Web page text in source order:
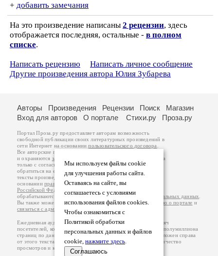
+ добавить замечания
На это произведение написаны 2 рецензии, здесь
отображается последняя, остальные - в полном
списке.
Написать рецензию
Написать личное сообщение
Другие произведения автора Юлия Зубарева
Мы используем файлы cookie
для улучшения работы сайта.
Оставаясь на сайте, вы
соглашаетесь с условиями
использования файлов cookies.
Чтобы ознакомиться с
Политикой обработки
персональных данных и файлов
cookie, нажмите здесь.
Соглашаюсь
Авторы Произведения Рецензии Поиск
Магазин
Вход для авторов
О портале Стихи.ру Проза.ру
Портал Проза.ру предоставляет авторам возможность
свободной публикации своих литературных произведений в
сети Интернет на основаниипользовательского договора
Все авторские права на произведения принадлежат авторам
и охраняются законом
. Перепечатка произведений возможна
только с согласия его автора, к которому вы можете
обратиться на его авторской странице. Ответственность за
тексты произведений авторы несут самостоятельно на
основанииправил публикацииизаконодательства
Российской Федерации
обрабатываются на основанииПолитики обработки персональных данных
Вы также можете посмотреть более подробнуюинформацию о портале и
связаться с администрацией
Ежедневная аудитория портала Проза.ру – порядка 100 тысяч
посетителей, которые в общей сумме просматривают более полумиллиона
страниц по данным счетчика посещаемости, который расположен справа
от этого текста. В каждой графе указано по две цифры: количество
просмотров и количество посетителей.